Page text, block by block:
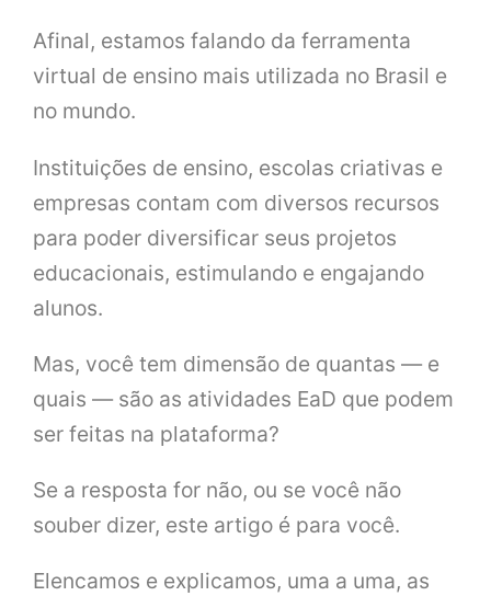
Afinal, estamos falando da ferramenta
virtual de ensino mais utilizada no Brasil e
no mundo.
Instituições de ensino, escolas criativas e
empresas contam com diversos recursos
para poder diversificar seus projetos
educacionais, estimulando e engajando
alunos.
Mas, você tem dimensão de quantas — e
quais — são as atividades EaD que podem
ser feitas na plataforma?
Se a resposta for não, ou se você não
souber dizer, este artigo é para você.
Elencamos e explicamos, uma a uma, as